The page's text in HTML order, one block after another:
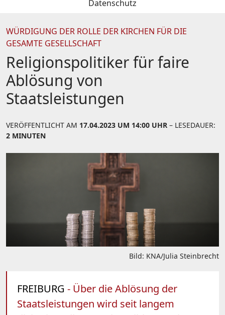
Datenschutz
WÜRDIGUNG DER ROLLE DER KIRCHEN FÜR DIE
GESAMTE GESELLSCHAFT
Religionspolitiker für faire
Ablösung von
Staatsleistungen
VERÖFFENTLICHT AM 17.04.2023 UM 14:00 UHR – LESEDAUER:
2 MINUTEN
Bild: KNA/Julia Steinbrecht
FREIBURG - Über die Ablösung der
Staatsleistungen wird seit langem